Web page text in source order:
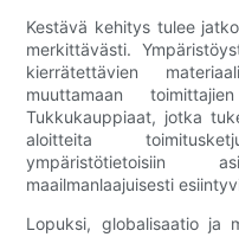
Kestävä kehitys tulee
merkittävästi.
kierrätettävien
muuttamaan
Tukkukauppiaat, jotka
aloitteita
ympäristötietoisiin
maailmanlaajuisesti
Lopuksi, globalisaatio ja